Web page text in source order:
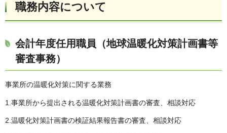
職務内容について
会計年度任用職員（地球温暖化対策計画書等
審査事務）
事業所の温暖化対策に関する業務
1.事業所から提出される温暖化対策計画書の審査、相談対応
2.温暖化対策計画書の検証結果報告書の審査、相談対応